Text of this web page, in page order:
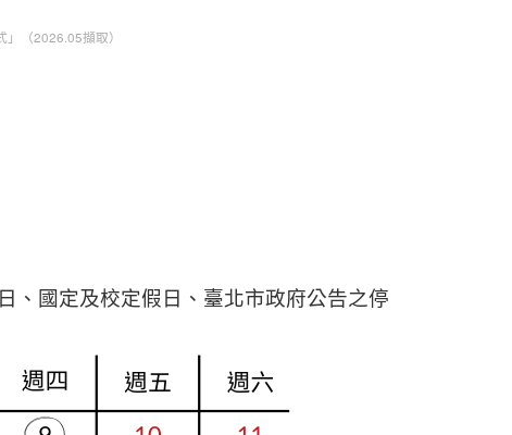
（2026.05擷取）
、國定及校定假日、臺北市政府公告之停